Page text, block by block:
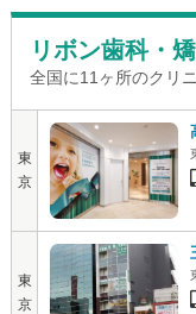
リボン歯科・
全国に11ヶ所のクリ
東
京
東
京